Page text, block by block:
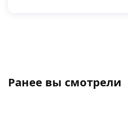
Ранее вы смотрели